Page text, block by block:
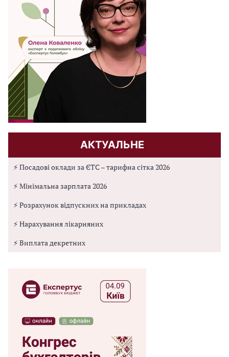
АКТУАЛЬНЕ
⚡ Посадові оклади за ЄТС – тарифна сітка 2026
⚡ Мінімальна зарплата 2026
⚡ Розрахунок відпускних на прикладах
⚡ Нарахування лікарняних
⚡ Виплата декретних